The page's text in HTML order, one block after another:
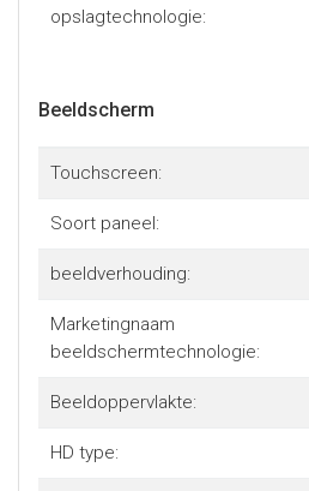
met een ongekende helderheid.
componenten van 30% post-
certificering als een EPEAT-
opslagtechnologie:
Beeldscherm
Touchscreen:
Soort paneel:
beeldverhouding:
Marketingnaam
beeldschermtechnologie:
Beeldoppervlakte:
HD type: